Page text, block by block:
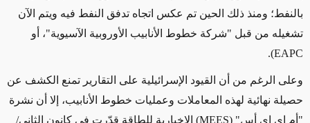
بالنفط؛ ومنذ ذلك الحين تم عكس اتجاه تدفق النفط فيه ويتم الآن
تشغيله من قبل "شركة خطوط الأنابيب الأوروبية الآسيوية"، أو
EAPC
).
وعلى الرغم من أن القيود الإسرائيلية على التقارير تمنع الكشف عن
حصيلة نهائية لهذه المعاملات وعمليات خطوط الأنابيب، إلا أن نشرة
"أم إي إي أس" (MEES) الإخبارية للطاقة قدّرت في كانون الثاني/